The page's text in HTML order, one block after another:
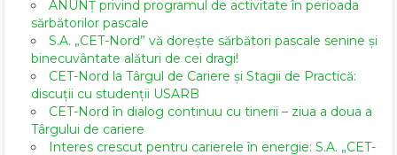
ANUNȚ privind programul de activitate în perioada
sărbătorilor pascale
S.A. „CET-Nord” vă dorește sărbători pascale senine și
binecuvântate alături de cei dragi!
CET-Nord la Târgul de Cariere și Stagii de Practică:
discuții cu studenții USARB
CET-Nord în dialog continuu cu tinerii – ziua a doua a
Târgului de cariere
Interes crescut pentru carierele în energie: S.A. „CET-